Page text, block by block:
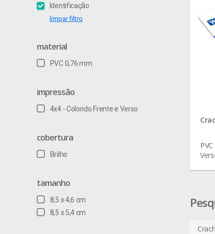
Identificação
limpar filtro
material
PVC 0,76 mm
impressão
4x4 - Colorido Frente e Verso
cobertura
Brilho
tamanho
8,5 x 4,6 cm
8,5 x 5,4 cm